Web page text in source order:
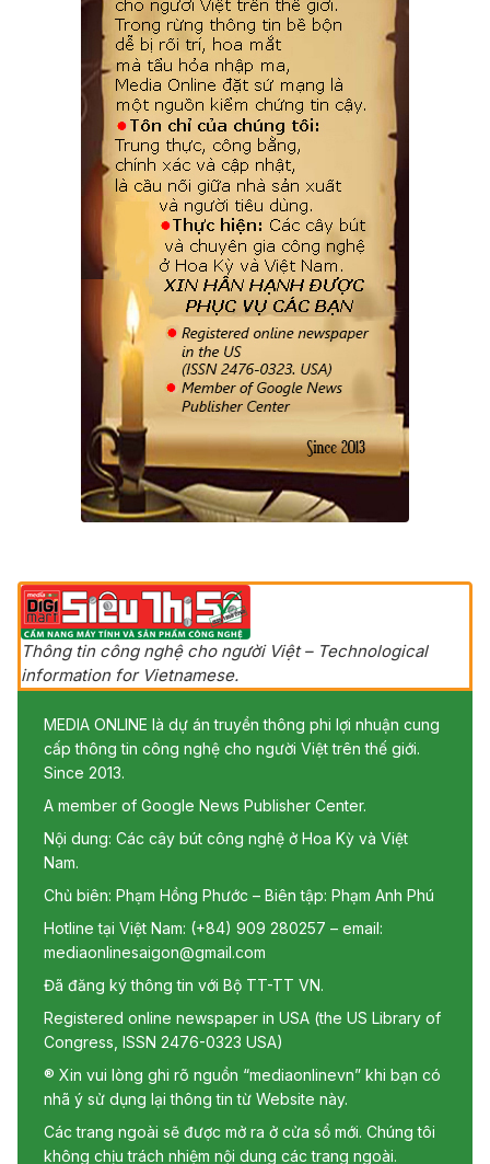
Thông tin công nghệ cho người Việt – Technological
information for Vietnamese.
MEDIA ONLINE là dự án truyền thông phi lợi nhuận cung
cấp thông tin công nghệ cho người Việt trên thế giới.
Since 2013.
A member of Google News Publisher Center.
Nội dung: Các cây bút công nghệ ở Hoa Kỳ và Việt
Nam.
Chủ biên: Phạm Hồng Phước – Biên tập: Phạm Anh Phú
Hotline tại Việt Nam: (+84) 909 280257 – email:
mediaonlinesaigon@gmail.com
Đã đăng ký thông tin với Bộ TT-TT VN.
Registered online newspaper in USA (the US Library of
Congress, ISSN 2476-0323 USA)
® Xin vui lòng ghi rõ nguồn “mediaonlinevn” khi bạn có
nhã ý sử dụng lại thông tin từ Website này.
Các trang ngoài sẽ được mở ra ở cửa sổ mới. Chúng tôi
không chịu trách nhiệm nội dung các trang ngoài.